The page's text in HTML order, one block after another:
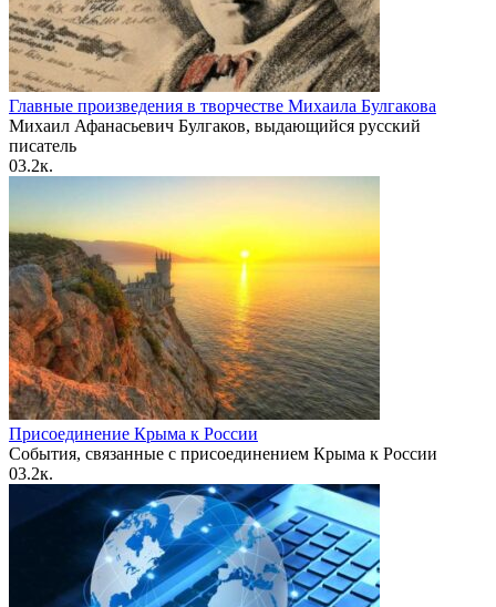
Главные произведения в творчестве Михаила Булгакова
Михаил Афанасьевич Булгаков, выдающийся русский
писатель
03.2к.
Присоединение Крыма к России
События, связанные с присоединением Крыма к России
03.2к.